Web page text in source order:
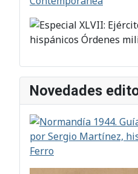
Novedades